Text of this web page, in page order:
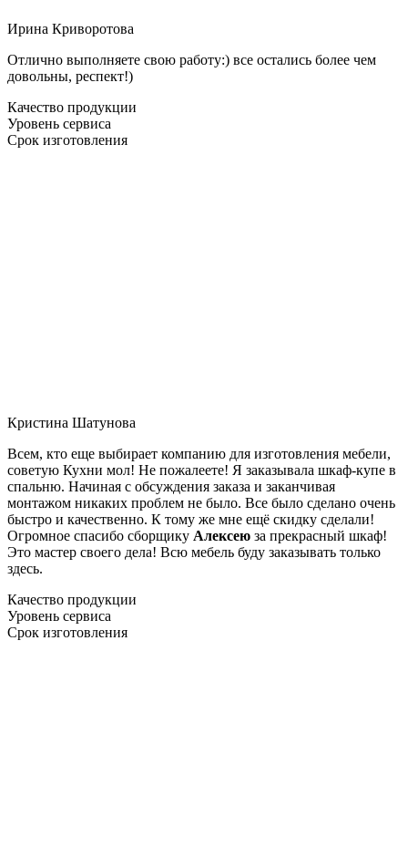
Ирина Криворотова
Отлично выполняете свою работу:) все остались более чем
довольны, респект!)
Качество продукции
Уровень сервиса
Срок изготовления
Кристина Шатунова
Всем, кто еще выбирает компанию для изготовления мебели,
советую Кухни мол! Не пожалеете! Я заказывала шкаф-купе в
спальню. Начиная с обсуждения заказа и заканчивая
монтажом никаких проблем не было. Все было сделано очень
быстро и качественно. К тому же мне ещё скидку сделали!
Огромное спасибо сборщику Алексею за прекрасный шкаф!
Это мастер своего дела! Всю мебель буду заказывать только
здесь.
Качество продукции
Уровень сервиса
Срок изготовления